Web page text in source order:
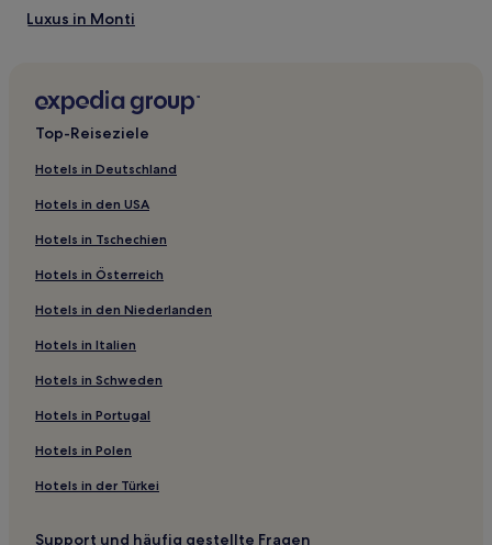
Luxus in Monti
Boutique- nahe Via del Babuino
Haustierfreundliche in Prenestino-Labicano
Günstige nahe Via XX Settembre
Familien nahe Via XX Settembre
Hotels mit Fitnessbereich nahe Via Nazionale
Luxus nahe Via Nazionale
Günstige nahe Via del Tritone
Business in Latium
Luxus in Latium
Familien in Latium
Top-Reiseziele
Hotels in Deutschland
Hotels in den USA
Hotels in Tschechien
Hotels in Österreich
Hotels in den Niederlanden
Hotels in Italien
Hotels in Schweden
Hotels in Portugal
Hotels in Polen
Hotels in der Türkei
Support und häufig gestellte Fragen